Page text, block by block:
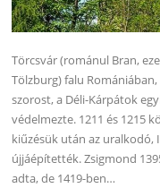
Törcsvár (románul Bran,
Tölzburg) falu
szorost, a Déli-Kárpátok
védelmezte. 1211 és 1215
kiűzésük után az
újjáépítették. Zsigmond
adta, de 1419-ben…